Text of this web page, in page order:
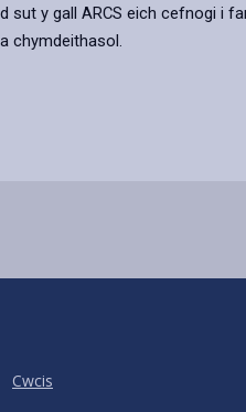
sut y gall ARCS eich cefnogi i
chymdeithasol.
Cwcis